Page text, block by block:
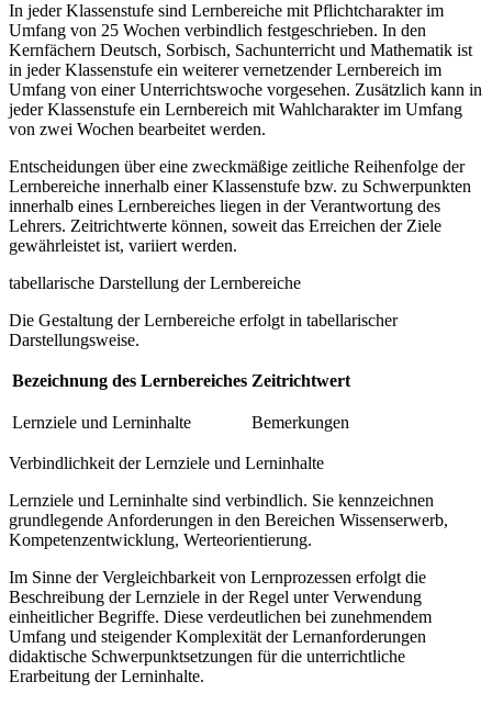
In jeder Klassenstufe sind Lernbereiche mit Pflichtcharakter im
Umfang von 25 Wochen verbindlich festgeschrieben. In den
Kernfächern Deutsch, Sorbisch, Sachunterricht und Mathematik ist
in jeder Klassenstufe ein weiterer vernetzender Lernbereich im
Umfang von einer Unterrichtswoche vorgesehen. Zusätzlich kann in
jeder Klassenstufe ein Lernbereich mit Wahlcharakter im Umfang
von zwei Wochen bearbeitet werden.
Entscheidungen über eine zweckmäßige zeitliche Reihenfolge der
Lernbereiche innerhalb einer Klassenstufe bzw. zu Schwerpunkten
innerhalb eines Lernbereiches liegen in der Verantwortung des
Lehrers. Zeitrichtwerte können, soweit das Erreichen der Ziele
gewährleistet ist, variiert werden.
tabellarische Darstellung der Lernbereiche
Die Gestaltung der Lernbereiche erfolgt in tabellarischer
Darstellungsweise.
Bezeichnung des Lernbereiches Zeitrichtwert
Lernziele und Lerninhalte Bemerkungen
Verbindlichkeit der Lernziele und Lerninhalte
Lernziele und Lerninhalte sind verbindlich. Sie kennzeichnen
grundlegende Anforderungen in den Bereichen Wissenserwerb,
Kompetenzentwicklung, Werteorientierung.
Im Sinne der Vergleichbarkeit von Lernprozessen erfolgt die
Beschreibung der Lernziele in der Regel unter Verwendung
einheitlicher Begriffe. Diese verdeutlichen bei zunehmendem
Umfang und steigender Komplexität der Lernanforderungen
didaktische Schwerpunktsetzungen für die unterrichtliche
Erarbeitung der Lerninhalte.